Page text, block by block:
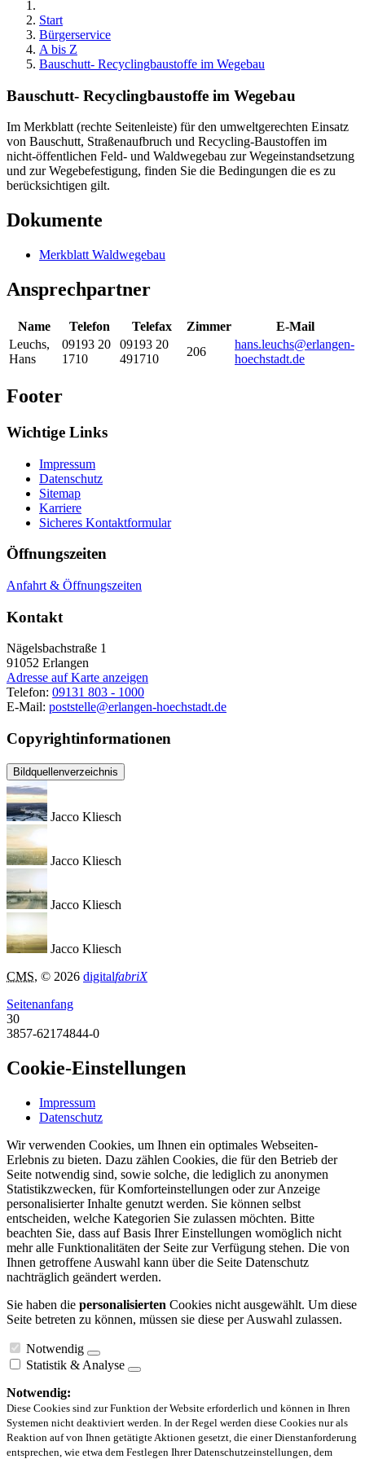
Start
Bürgerservice
A bis Z
Bauschutt- Recyclingbaustoffe im Wegebau
Bauschutt- Recyclingbaustoffe im Wegebau
Im Merkblatt (rechte Seitenleiste) für den umweltgerechten Einsatz
von Bauschutt, Straßenaufbruch und Recycling-Baustoffen im
nicht-öffentlichen Feld- und Waldwegebau zur Wegeinstandsetzung
und zur Wegebefestigung, finden Sie die Bedingungen die es zu
berücksichtigen gilt.
Dokumente
Merkblatt Waldwegebau
Ansprechpartner
Name Telefon Telefax Zimmer
E-Mail
Leuchs,
Hans
09193 20
1710
09193 20
491710
206
hans.leuchs@erlangen-
hoechstadt.de
Footer
Wichtige Links
Impressum
Datenschutz
Sitemap
Karriere
Sicheres Kontaktformular
Öffnungszeiten
Anfahrt & Öffnungszeiten
Kontakt
Nägelsbachstraße 1
91052 Erlangen
Adresse auf Karte anzeigen
Telefon: 09131 803 - 1000
E-Mail: poststelle@erlangen-hoechstadt.de
Copyrightinformationen
Bildquellenverzeichnis
Jacco Kliesch
Jacco Kliesch
Jacco Kliesch
Jacco Kliesch
CMS, © 2026 digitalfabriX
Seitenanfang
30
3857-62174844-0
Cookie-Einstellungen
Impressum
Datenschutz
Wir verwenden Cookies, um Ihnen ein optimales Webseiten-
Erlebnis zu bieten. Dazu zählen Cookies, die für den Betrieb der
Seite notwendig sind, sowie solche, die lediglich zu anonymen
Statistikzwecken, für Komforteinstellungen oder zur Anzeige
personalisierter Inhalte genutzt werden. Sie können selbst
entscheiden, welche Kategorien Sie zulassen möchten. Bitte
beachten Sie, dass auf Basis Ihrer Einstellungen womöglich nicht
mehr alle Funktionalitäten der Seite zur Verfügung stehen. Die von
Ihnen getroffene Auswahl kann über die Seite Datenschutz
nachträglich geändert werden.
Sie haben die personalisierten Cookies nicht ausgewählt. Um diese
Seite betreten zu können, müssen sie diese per Auswahl zulassen.
Notwendig
Statistik & Analyse
Notwendig:
Diese Cookies sind zur Funktion der Website erforderlich und können in Ihren
Systemen nicht deaktiviert werden. In der Regel werden diese Cookies nur als
Reaktion auf von Ihnen getätigte Aktionen gesetzt, die einer Dienstanforderung
entsprechen, wie etwa dem Festlegen Ihrer Datenschutzeinstellungen, dem